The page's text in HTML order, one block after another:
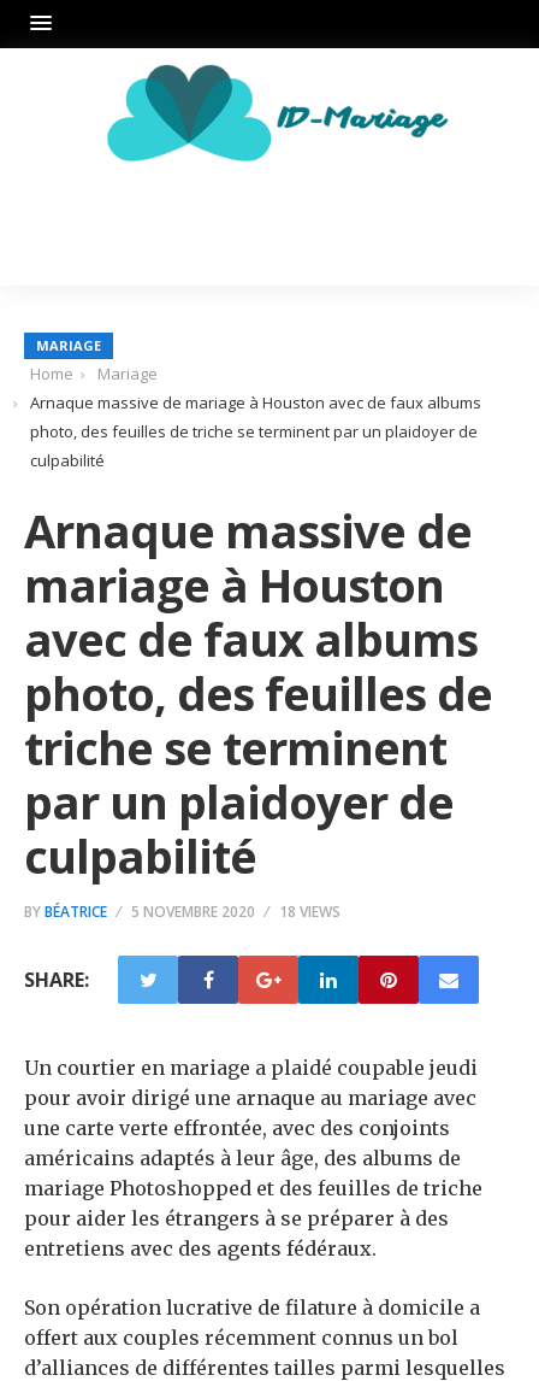
MARIAGE
Home
Mariage
Arnaque massive de mariage à Houston avec de faux albums
photo, des feuilles de triche se terminent par un plaidoyer de
culpabilité
Arnaque massive de
mariage à Houston
avec de faux albums
photo, des feuilles de
triche se terminent
par un plaidoyer de
culpabilité
BYBÉATRICE 5 NOVEMBRE 2020 18 VIEWS
SHARE:
Un courtier en mariage a plaidé coupable jeudi
pour avoir dirigé une arnaque au mariage avec
une carte verte effrontée, avec des conjoints
américains adaptés à leur âge, des albums de
mariage Photoshopped et des feuilles de triche
pour aider les étrangers à se préparer à des
entretiens avec des agents fédéraux.
Son opération lucrative de filature à domicile a
offert aux couples récemment connus un bol
d’alliances de différentes tailles parmi lesquelles